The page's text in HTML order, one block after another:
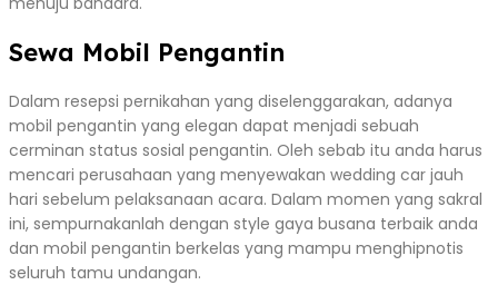
Sewa Mobil Pengantin
Dalam resepsi pernikahan yang diselenggarakan, adanya
mobil pengantin yang elegan dapat menjadi sebuah
cerminan status sosial pengantin. Oleh sebab itu anda harus
mencari perusahaan yang menyewakan wedding car jauh
hari sebelum pelaksanaan acara. Dalam momen yang sakral
ini, sempurnakanlah dengan style gaya busana terbaik anda
dan mobil pengantin berkelas yang mampu menghipnotis
seluruh tamu undangan.